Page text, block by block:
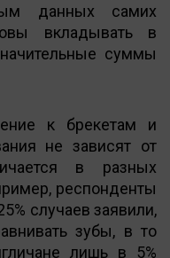
данных самих
вкладывать в
суммы
к брекетам и
не зависят от
в разных
респонденты
случаев заявили,
зубы, в то
лишь в 5%